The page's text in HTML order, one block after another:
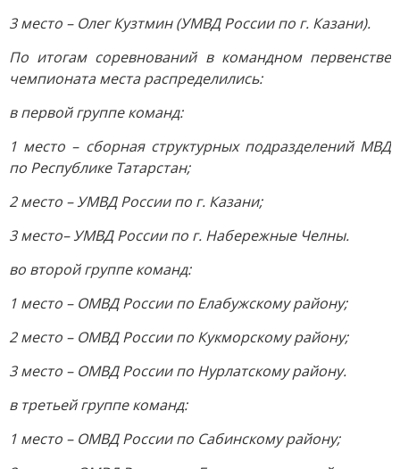
3 место – Олег Кузтмин (УМВД России по г. Казани).
По итогам соревнований в командном первенстве
чемпионата места распределились:
в первой группе команд:
1 место – сборная структурных подразделений МВД
по Республике Татарстан;
2 место – УМВД России по г. Казани;
3 место– УМВД России по г. Набережные Челны.
во второй группе команд:
1 место – ОМВД России по Елабужскому району;
2 место – ОМВД России по Кукморскому району;
3 место – ОМВД России по Нурлатскому району.
в третьей группе команд:
1 место – ОМВД России по Сабинскому району;